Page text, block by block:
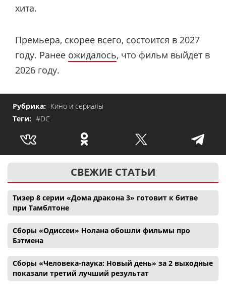
хита.
Премьера, скорее всего, состоится в 2027
году. Ранее ожидалось, что фильм выйдет в
2026 году.
Рубрика: Кино и сериалы
Теги: #DC
СВЕЖИЕ СТАТЬИ
Тизер 8 серии «Дома дракона 3» готовит к битве
при Тамблтоне
Сборы «Одиссеи» Нолана обошли фильмы про
Бэтмена
Сборы «Человека-паука: Новый день» за 2 выходные
показали третий лучший результат